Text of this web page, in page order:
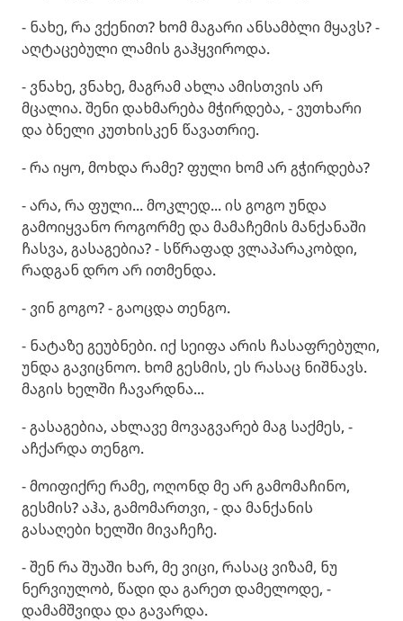
- ნახე, რა ვქენით? ხომ მაგარი ანსამბლი მყავს? -
აღტაცებული ლამის გაჰყვიროდა.
- ვნახე, ვნახე, მაგრამ ახლა ამისთვის არ
მცალია. შენი დახმარება მჭირდება, - ვუთხარი
და ბნელი კუთხისკენ წავათრიე.
- რა იყო, მოხდა რამე? ფული ხომ არ გჭირდება?
- არა, რა ფული... მოკლედ... ის გოგო უნდა
გამოიყვანო როგორმე და მამაჩემის მანქანაში
ჩასვა, გასაგებია? - სწრაფად ვლაპარაკობდი,
რადგან დრო არ ითმენდა.
- ვინ გოგო? - გაოცდა თენგო.
- ნატაზე გეუბნები. იქ სეიფა არის ჩასაფრებული,
უნდა გავიცნოო. ხომ გესმის, ეს რასაც ნიშნავს.
მაგის ხელში ჩავარდნა...
- გასაგებია, ახლავე მოვაგვარებ მაგ საქმეს, -
აჩქარდა თენგო.
- მოიფიქრე რამე, ოღონდ მე არ გამომაჩინო,
გესმის? აჰა, გამომართვი, - და მანქანის
გასაღები ხელში მივაჩეჩე.
- შენ რა შუაში ხარ, მე ვიცი, რასაც ვიზამ, ნუ
ნერვიულობ, წადი და გარეთ დამელოდე, -
დამამშვიდა და გავარდა.